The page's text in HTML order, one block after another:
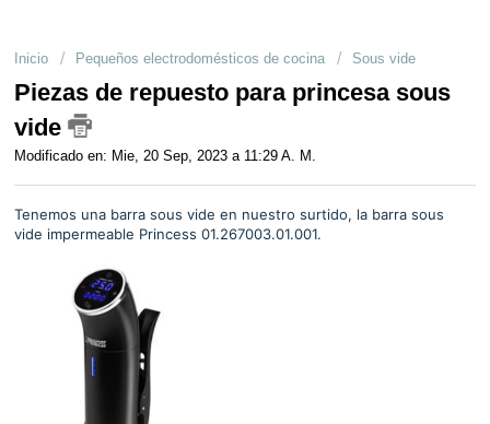
Servicio technico
Negocios
Inicio Pequeños electrodomésticos de cocina Sous vide
Piezas de repuesto para princesa sous
vide
Modificado en: Mie, 20 Sep, 2023 a 11:29 A. M.
Tenemos una barra sous vide en nuestro surtido, la barra sous
vide impermeable Princess 01.267003.01.001.